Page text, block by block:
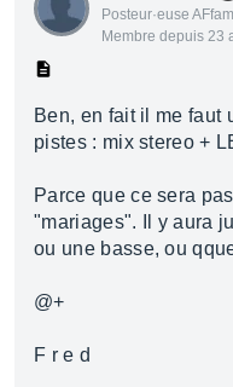
Posteur·euse
Membre depuis 23
Ben, en fait il me faut
pistes : mix stereo +
Parce que ce sera
"mariages". Il y aura
ou une basse, ou
@+
F r e d